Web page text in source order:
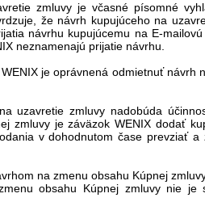
zmluvy je včasné písomné
že návrh kupujúceho na
návrhu kupujúcemu na E-
neznamenajú prijatie návrhu.
je oprávnená odmietnuť návrh
uzavretie zmluvy nadobúda
zmluvy je záväzok WENIX dodať
v dohodnutom čase prevziať a
na zmenu obsahu Kúpnej
obsahu Kúpnej zmluvy nie je